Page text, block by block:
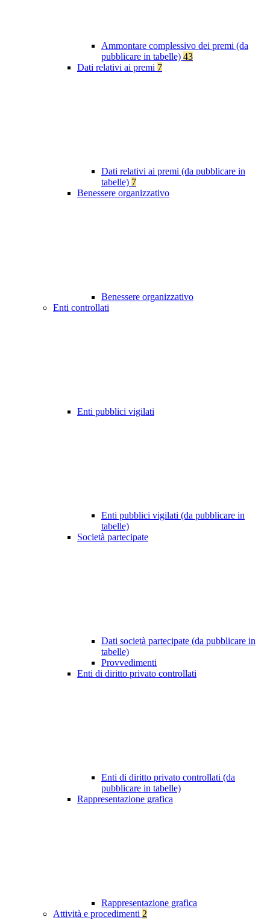
Ammontare complessivo dei premi (da
pubblicare in tabelle) 43
Dati relativi ai premi 7
Dati relativi ai premi (da pubblicare in
tabelle) 7
Benessere organizzativo
Benessere organizzativo
Enti controllati
Enti pubblici vigilati
Enti pubblici vigilati (da pubblicare in
tabelle)
Società partecipate
Dati società partecipate (da pubblicare in
tabelle)
Provvedimenti
Enti di diritto privato controllati
Enti di diritto privato controllati (da
pubblicare in tabelle)
Rappresentazione grafica
Rappresentazione grafica
Attività e procedimenti 2